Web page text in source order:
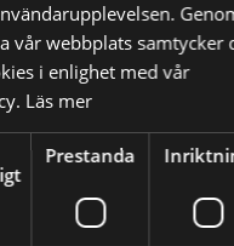
vår webbplats samtycker
i enlighet med vår
Läs mer
Prestanda